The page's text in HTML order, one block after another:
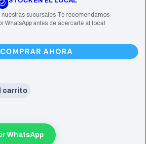
nuestras sucursales Te recomendamos
WhatsApp antes de acercarte al local
COMPRAR AHORA
carrito
WhatsApp